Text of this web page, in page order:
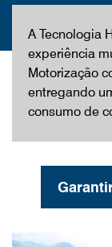
A Tecnologia
experiência
Motorização
entregando
consumo de